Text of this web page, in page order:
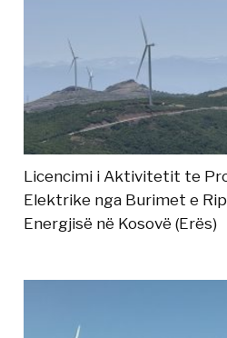
Licencimi i Aktivitetit te
Elektrike nga Burimet e
Energjisë në Kosovë (Erës)